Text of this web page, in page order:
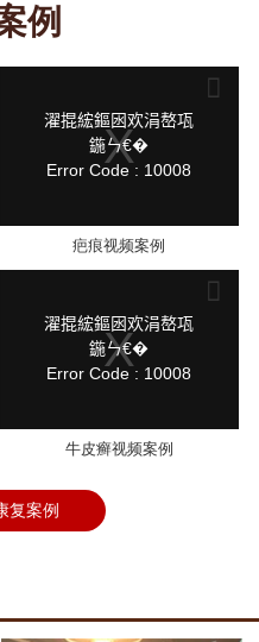
例
濯掍綋鏂囦欢涓嶅瓨
鍦ㄣ€�
Error Code : 10008
鍏
棴
獥
疤痕视频案例
濯掍綋鏂囦欢涓嶅瓨
鍦ㄣ€�
Error Code : 10008
鍏
棴
獥
牛皮癣视频案例
复案例